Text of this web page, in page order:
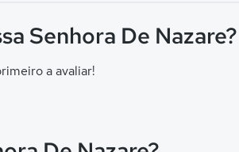
Senhora De Nazare?
a avaliar!